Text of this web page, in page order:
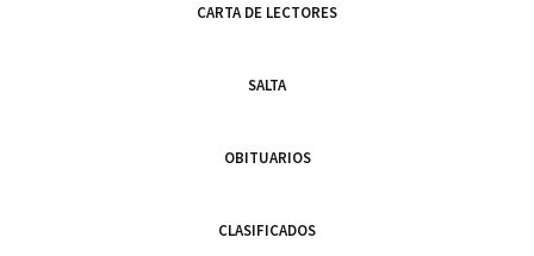
CARTA DE LECTORES
SALTA
OBITUARIOS
CLASIFICADOS